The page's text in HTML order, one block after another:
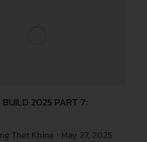
BUILD 2025 PART 7:
Thet Khine
May 27, 2025